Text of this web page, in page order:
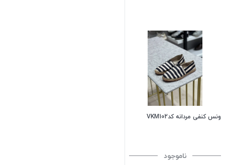
ونس کنفی مردانه کدVKM102
ناموجود